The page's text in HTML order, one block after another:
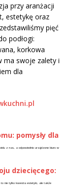
przy aranżacji
estetykę oraz
pięć
podłogi:
korkowa
ma swoje zalety i
dla
pomysły dla
z nas, a odpowiednio urządzone biuro w
dziecięcego:
nie tylko kwestia estetyki, ale także